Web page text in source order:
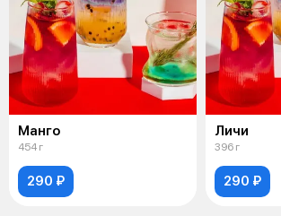
Манго
454 г
290 ₽
Личи
396 г
290 ₽